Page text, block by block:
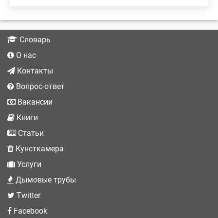
Словарь
О нас
Контакты
Вопрос-ответ
Вакансии
Книги
Статьи
Кунсткамера
Услуги
Дымовые трубы
Twitter
Facebook